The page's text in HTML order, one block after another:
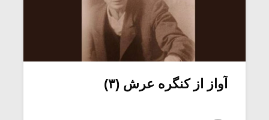
آواز از کنگره عرش (۳)